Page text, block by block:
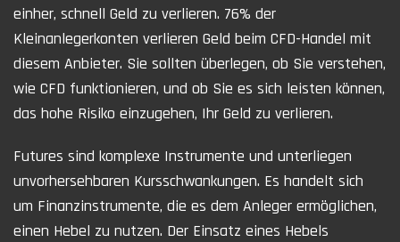
einher, schnell Geld zu verlieren. 76% der
Kleinanlegerkonten verlieren Geld beim CFD-Handel mit
diesem Anbieter. Sie sollten überlegen, ob Sie verstehen,
wie CFD funktionieren, und ob Sie es sich leisten können,
das hohe Risiko einzugehen, Ihr Geld zu verlieren.
Futures sind komplexe Instrumente und unterliegen
unvorhersehbaren Kursschwankungen. Es handelt sich
um Finanzinstrumente, die es dem Anleger ermöglichen,
einen Hebel zu nutzen. Der Einsatz eines Hebels